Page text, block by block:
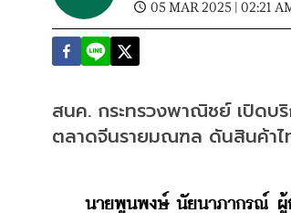
05 MAR 2025 | 02:21
สนค. กระทรวงพาณิชย์ เปิดบ
ตลาดจีนรายมณฑล ดันสินค้าไ